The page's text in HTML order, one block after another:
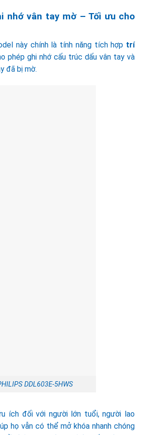
nhớ vân tay mờ – Tối ưu cho
này chính là tính năng tích hợp trí
phép ghi nhớ cấu trúc dấu vân tay và
đã bị mờ.
DDL603E-5HWS
ích đối với người lớn tuổi, người lao
họ vẫn có thể mở khóa nhanh chóng